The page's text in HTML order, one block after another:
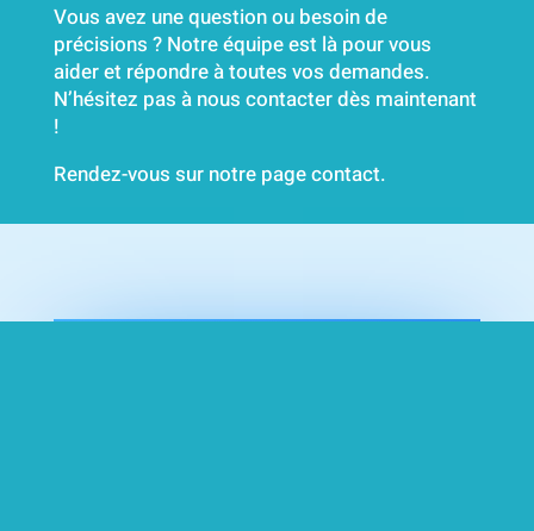
Vous avez une question ou besoin de
précisions ? Notre équipe est là pour vous
aider et répondre à toutes vos demandes.
N’hésitez pas à nous contacter dès maintenant
!
Rendez-vous sur notre page contact.